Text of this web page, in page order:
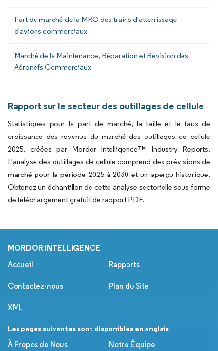
Part de marché de la MRO des trains d'atterrissage
d'avions commerciaux
Marché de la Maintenance, Réparation et Révision des
Aéronefs Commerciaux
Rapport sur le secteur des outillages de cellule
Statistiques pour la part de marché, la taille et le taux de
croissance des revenus du marché des outillages de cellule
2025, créées par Mordor Intelligence™ Industry Reports.
L'analyse des outillages de cellule comprend des prévisions de
marché pour la période 2025 à 2030 et un aperçu historique.
Obtenez un échantillon de cette analyse sectorielle sous forme
de téléchargement gratuit de rapport PDF.
MORDOR INTELLIGENCE
Accueil Rapports
Contactez-nous Plan du Site
XML
Les pages suivantes sont disponibles en anglais
À Propos de Nous
Notre Équipe